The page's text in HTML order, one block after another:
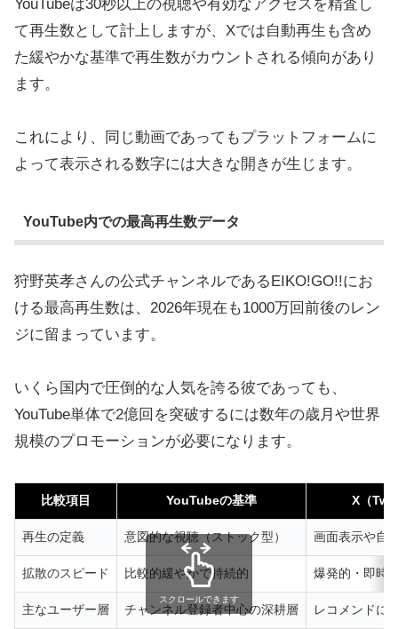
YouTubeは30秒以上の視聴や有効なアクセスを精査し
て再生数として計上しますが、Xでは自動再生も含め
た緩やかな基準で再生数がカウントされる傾向があり
ます。
これにより、同じ動画であってもプラットフォームに
よって表示される数字には大きな開きが生じます。
YouTube内での最高再生数データ
狩野英孝さんの公式チャンネルであるEIKO!GO!!にお
ける最高再生数は、2026年現在も1000万回前後のレン
ジに留まっています。
いくら国内で圧倒的な人気を誇る彼であっても、
YouTube単体で2億回を突破するには数年の歳月や世界
規模のプロモーションが必要になります。
比較項目 YouTubeの基準 X（
再生の定義 意図的な視聴（ストック型） 画面表示や自
拡散のスピード 比較的緩やかで持続的 爆発的・即時
主なユーザー層 チャンネル登録者中心の深耕層 レコメンドに
スクロールできます